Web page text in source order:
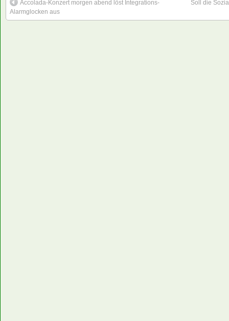
Accolada-Konzert morgen abend löst Integrations-
Alarmglocken aus
Soll die